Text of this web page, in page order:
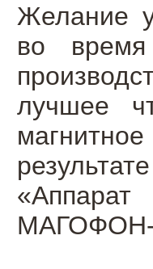
Желание
во время
лучшее
«Аппарат